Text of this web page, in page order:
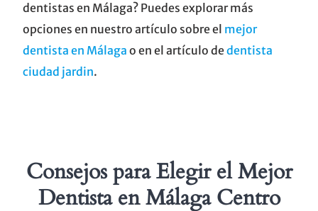
dentistas en Málaga? Puedes explorar más
opciones en nuestro artículo sobre el mejor
dentista en Málaga o en el artículo dedentista
ciudad jardin.
Consejos para Elegir el Mejor
Dentista en Málaga Centro